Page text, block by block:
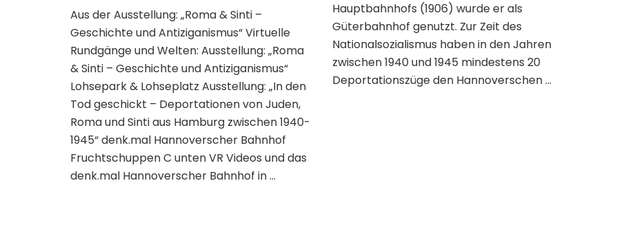
Aus der Ausstellung: „Roma & Sinti –
Geschichte und Antiziganismus“ Virtuelle
Rundgänge und Welten: Ausstellung: „Roma
& Sinti – Geschichte und Antiziganismus“
Lohsepark & Lohseplatz Ausstellung: „In den
Tod geschickt – Deportationen von Juden,
Roma und Sinti aus Hamburg zwischen 1940-
1945“ denk.mal Hannoverscher Bahnhof
Fruchtschuppen C unten VR Videos und das
denk.mal Hannoverscher Bahnhof in …
Hauptbahnhofs (1906) wurde er als
Güterbahnhof genutzt. Zur Zeit des
Nationalsozialismus haben in den Jahren
zwischen 1940 und 1945 mindestens 20
Deportationszüge den Hannoverschen …